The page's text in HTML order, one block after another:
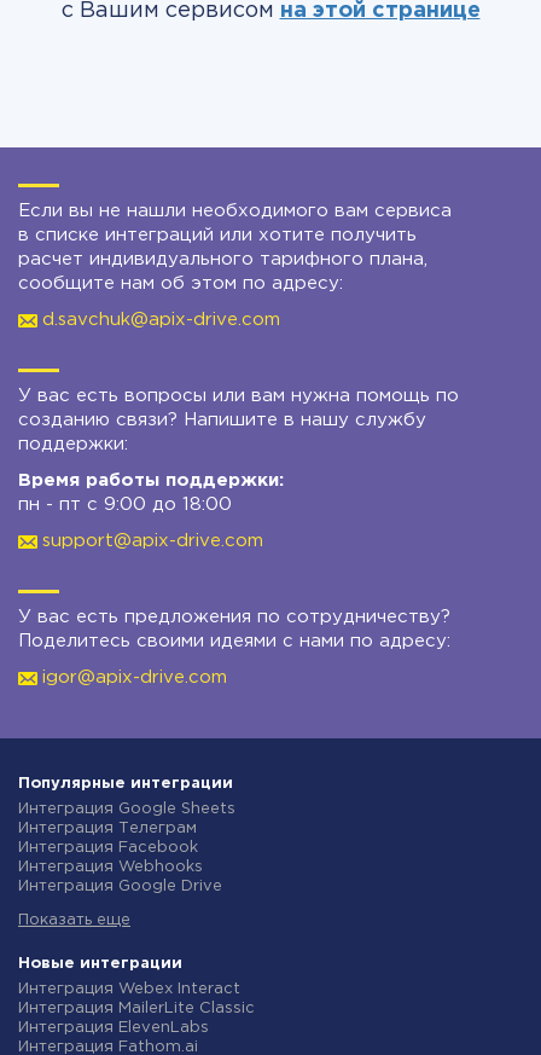
с Вашим сервисом на этой странице
Если вы не нашли необходимого вам сервиса
в списке интеграций или хотите получить
расчет индивидуального тарифного плана,
сообщите нам об этом по адресу:
d.savchuk@apix-drive.com
У вас есть вопросы или вам нужна помощь по
созданию связи? Напишите в нашу службу
поддержки:
Время работы поддержки:
пн - пт с 9:00 до 18:00
support@apix-drive.com
У вас есть предложения по сотрудничеству?
Поделитесь своими идеями с нами по адресу:
igor@apix-drive.com
Популярные интеграции
Интеграция Google Sheets
Интеграция Телеграм
Интеграция Facebook
Интеграция Webhooks
Интеграция Google Drive
Интеграция Gmail
Интеграция Новая Почта
Интеграция Binotel
Интеграция OpenAI (ChatGPT)
Интеграция Prom
Интеграция Приват24
Показать еще
Новые интеграции
Интеграция Webex Interact
Интеграция MailerLite Classic
Интеграция ElevenLabs
Интеграция Fathom.ai